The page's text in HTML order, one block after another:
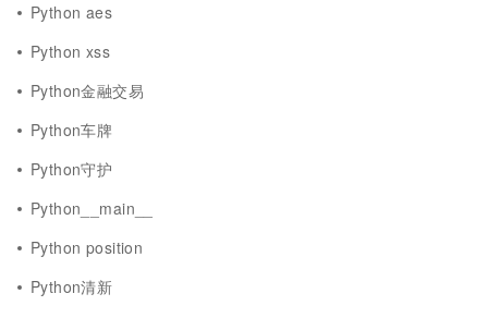
Python aes
Python xss
Python金融交易
Python车牌
Python守护
Python__main__
Python position
Python清新